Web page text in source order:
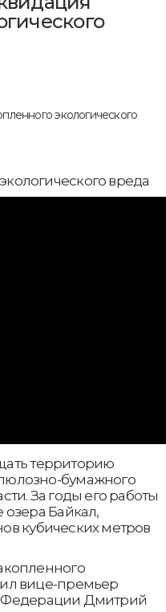
вреда
территорию
бумажного
За годы его работы
озера Байкал,
кубических метров
вице-премьер
Федерации Дмитрий